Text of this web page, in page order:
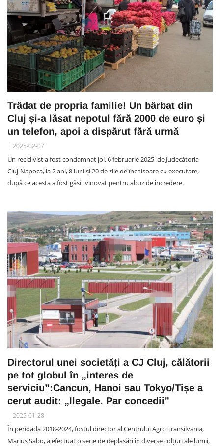
Trădat de propria familie! Un bărbat din
Cluj și-a lăsat nepotul fără 2000 de euro și
un telefon, apoi a dispărut fără urmă
2025-02-07
Un recidivist a fost condamnat joi, 6 februarie 2025, de Judecătoria
Cluj-Napoca, la 2 ani, 8 luni și 20 de zile de închisoare cu executare,
după ce acesta a fost găsit vinovat pentru abuz de încredere.
Directorul unei societăți a CJ Cluj, călătorii
pe tot globul în „interes de
serviciu”:Cancun, Hanoi sau Tokyo/Tișe a
cerut audit: „Ilegale. Par concedii”
2025-01-28
În perioada 2018-2024, fostul director al Centrului Agro Transilvania,
Marius Sabo, a efectuat o serie de deplasări în diverse colțuri ale lumii,